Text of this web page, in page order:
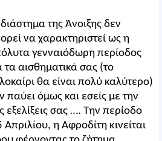
της Άνοιξης δεν
να χαρακτηριστεί ως η
γενναιόδωρη περίοδος
τα αισθηματικά σας (το
θα είναι πολύ καλύτερο)
παύει όμως και εσείς με την
εξελίξεις σας …. Την περίοδο
η Αφροδίτη κινείται